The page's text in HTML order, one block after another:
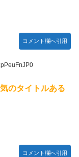
コメント欄へ引用
のタイトルある
コメント欄へ引用